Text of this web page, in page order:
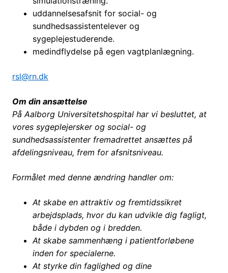
uddannelsesafsnit for social- og
sundhedsassistentelever og
sygeplejestuderende.
medindflydelse på egen vagtplanlægning.
rsl@rn.dk
Om din ansættelse
På Aalborg Universitetshospital har vi besluttet, at
vores sygeplejersker og social- og
sundhedsassistenter fremadrettet ansættes på
afdelingsniveau, frem for afsnitsniveau.
Formålet med denne ændring handler om:
At skabe en attraktiv og fremtidssikret
arbejdsplads, hvor du kan udvikle dig fagligt,
både i dybden og i bredden.
At skabe sammenhæng i patientforløbene
inden for specialerne.
At styrke din faglighed og dine